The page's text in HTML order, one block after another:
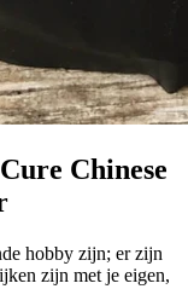
Chinese
hobby zijn; er zijn
zijn met je eigen,